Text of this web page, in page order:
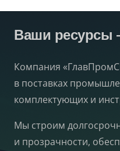
Ваши ресурсы
Компания
в поставках
комплектующих и
Мы строим
и прозрачности,